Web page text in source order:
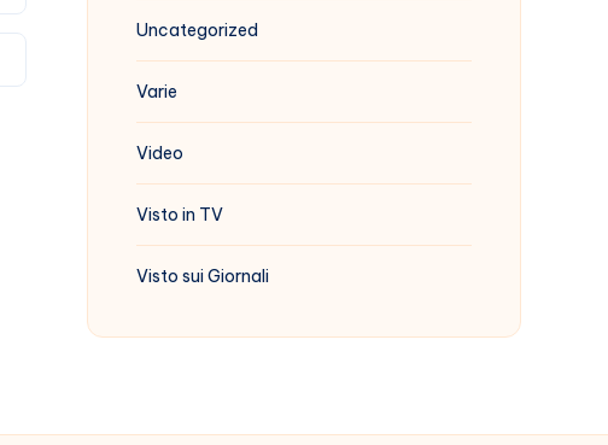
Uncategorized
Varie
Video
Visto in TV
Visto sui Giornali